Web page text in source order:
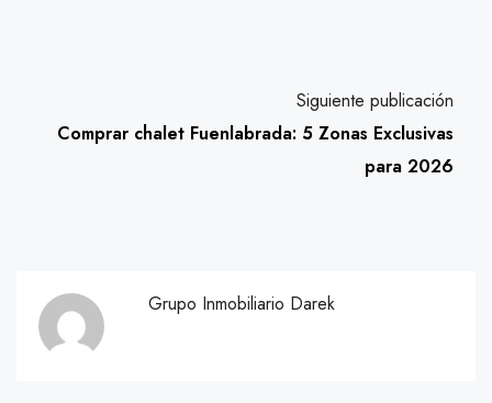
Siguiente publicación
Comprar chalet Fuenlabrada: 5 Zonas Exclusivas
para 2026
Grupo Inmobiliario Darek